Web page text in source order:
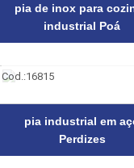
pia de inox para
industrial Poá
Cod.:16815
pia industrial em
Perdizes